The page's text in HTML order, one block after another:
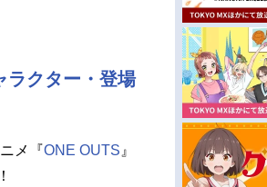
今期アニメ曜日別一覧
夏アニメ
ラクター・登場
メ『ONE OUTS 』